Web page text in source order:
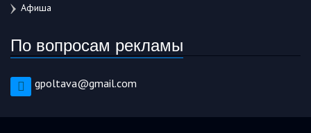
Афиша
По вопросам рекламы
gpoltava@gmail.com